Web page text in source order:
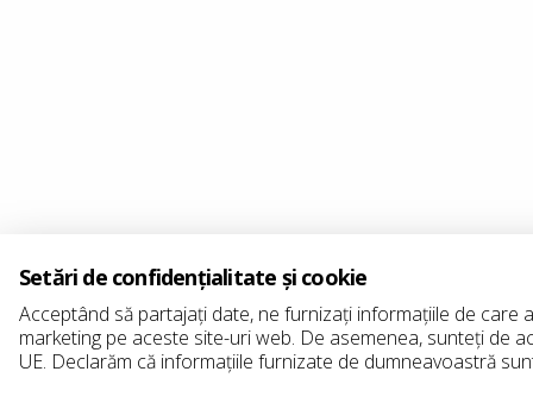
Setări de confidențialitate și cookie
Acceptând să partajați date, ne furnizați informațiile de care
marketing pe aceste site-uri web. De asemenea, sunteți de
UE. Declarăm că informațiile furnizate de dumneavoastră